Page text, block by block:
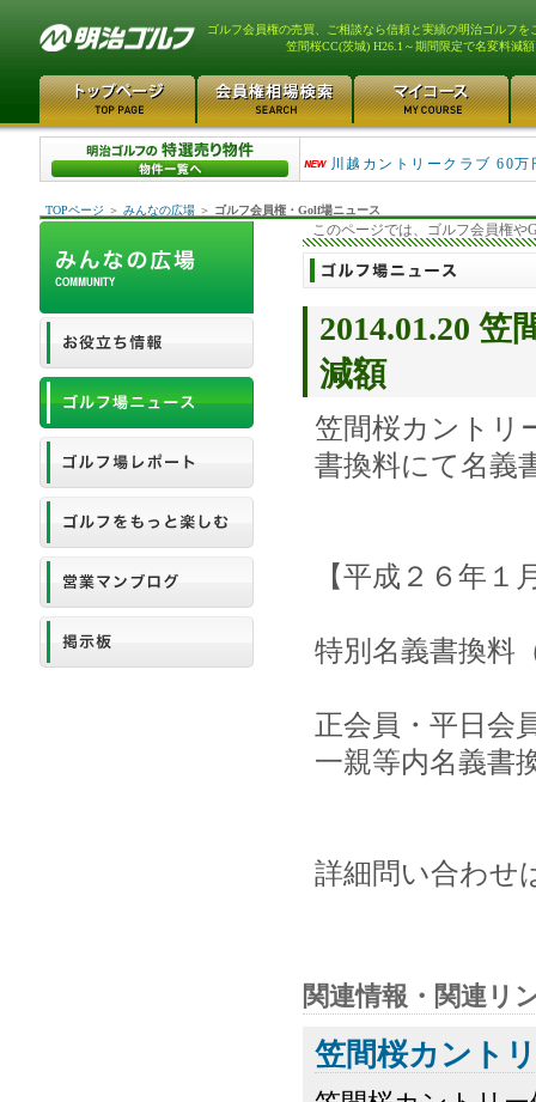
ゴルフ会員権の売買、ご相談なら信頼と実績の明治ゴルフを
笠間桜CC(茨城) H26.1～期間限定で名変料減額
津久井湖ゴルフ倶楽部 80万
川越カントリークラブ 60万
TOPページ ＞ みんなの広場 ＞ ゴルフ会員権・Golf場ニュース
このページでは、ゴルフ会員権や
2014.01.20
減額
笠間桜カントリ
書換料にて名義
【平成２６年１
特別名義書換料
正会員・平日
一親等内名義
詳細問い合わせ
関連情報・関連リ
笠間桜カント